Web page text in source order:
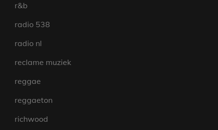
r&b
radio 538
radio nl
reclame muziek
reggae
reggaeton
richwood